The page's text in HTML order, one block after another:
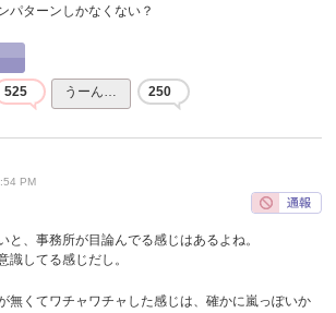
パターンしかなくない？
525 うーん… 250
PM
と、事務所が目論んでる感じはあるよね。
識してる感じだし。
無くてワチャワチャした感じは、確かに嵐っぽいか